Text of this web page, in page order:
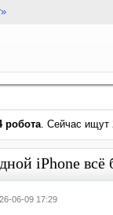
робота. Сейчас ищут
iPhone
06-09 17:29